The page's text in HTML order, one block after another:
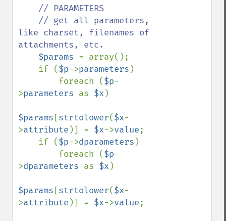
// PARAMETERS
like charset, filenames of
attachments, etc.
$params = array();
    if (
$p->parameters )
        foreach (
$p-
>parameters as $x )
$params [strtolower($x-
>attribute )] = $x->value;
    if (
$p->dparameters )
        foreach (
$p-
>dparameters as $x )
$params [strtolower($x-
>attribute )] = $x->value;